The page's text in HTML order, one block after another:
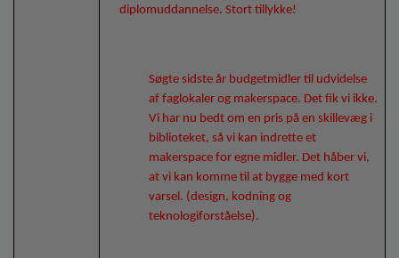
diplomuddannelse. Stort tillykke!
Søgte sidste år budgetmidler til udvidelse
af faglokaler og makerspace. Det fik vi ikke.
Vi har nu bedt om en pris på en skillevæg i
biblioteket, så vi kan indrette et
makerspace for egne midler. Det håber vi,
at vi kan komme til at bygge med kort
varsel. (design, kodning og
teknologiforståelse).